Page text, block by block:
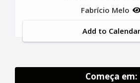
Fabrício Melo
Add to Calendar
Começa em: